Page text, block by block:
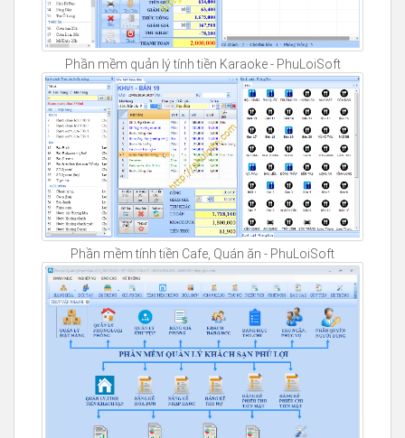
Phần mềm quản lý tính tiền Karaoke - PhuLoiSoft
Phần mềm tính tiền Cafe, Quán ăn - PhuLoiSoft